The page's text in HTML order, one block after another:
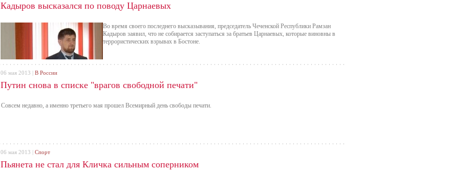
Кадыров высказался по поводу Царнаевых
Во время своего последнего высказывания, председатель Чеченской Республики Рамзан
Кадыров заявил, что не собирается заступаться за братьев Царнаевых, которые виновны в
террористических взрывах в Бостоне.
Путин снова в списке "врагов свободной печати"
Совсем недавно, а именно третьего мая прошел Всемирный день свободы печати.
06 мая 2013 | В России
Пьянета не стал для Кличка сильным соперником
06 мая 2013 | Спорт